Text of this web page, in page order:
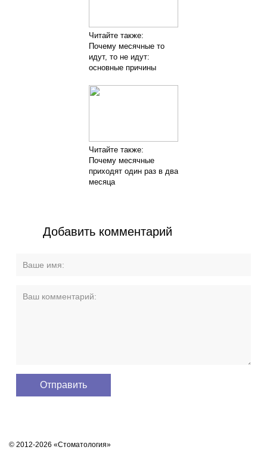
Читайте также:
Почему месячные то
идут, то не идут:
основные причины
Читайте также:
Почему месячные
приходят один раз в два
месяца
Добавить комментарий
© 2012-2026 «Стоматология»